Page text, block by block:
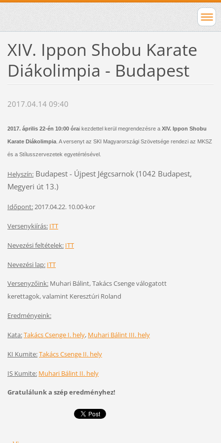
XIV. Ippon Shobu Karate
Diákolimpia - Budapest
2017.04.14 09:40
2017. április 22-én 10:00 órai kezdettel kerül megrendezésre aXIV. Ippon Shobu
Karate Diákolimpia. A versenyt az SKI Magyarországi Szövetsége rendezi az MKSZ
és a Stílusszervezetek egyetértésével.
Helyszín:Budapest - Újpest Jégcsarnok (1042 Budapest,
Megyeri út 13.)
Időpont:2017.04.22. 10.00-kor
Versenykiírás: ITT
Nevezési feltételek: ITT
Nevezési lap: ITT
Versenyzőink:Muhari Bálint, Takács Csenge válogatott
kerettagok, valamint Keresztúri Roland
Eredményeink:
Kata:Takács Csenge I. hely, Muhari Bálint III. hely
KI Kumite:Takács Csenge II. hely
IS Kumite: Muhari Bálint II. hely
Gratulálunk a szép eredményhez!